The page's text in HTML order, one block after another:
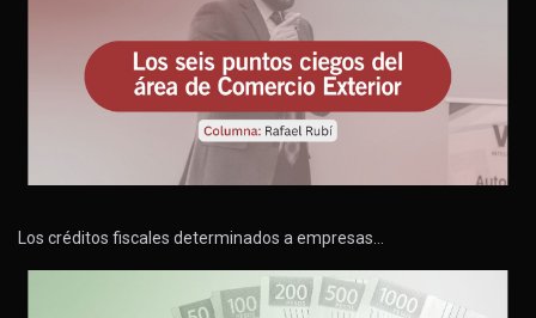
Los créditos fiscales determinados a empresas…